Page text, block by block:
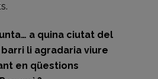
a quina ciutat del
li agradaria viure
en qüestions